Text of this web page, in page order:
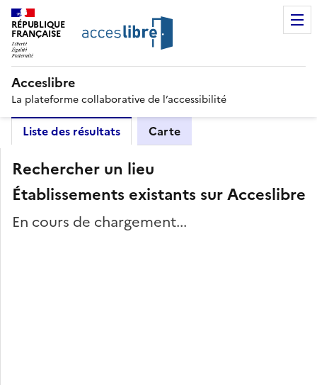
RÉPUBLIQUE
FRANÇAISE
Acceslibre
La plateforme collaborative de l’accessibilité
Liste des résultats Carte
Rechercher un lieu
Établissements existants sur Acceslibre
En cours de chargement...